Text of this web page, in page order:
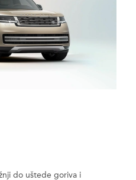
do uštede goriva i